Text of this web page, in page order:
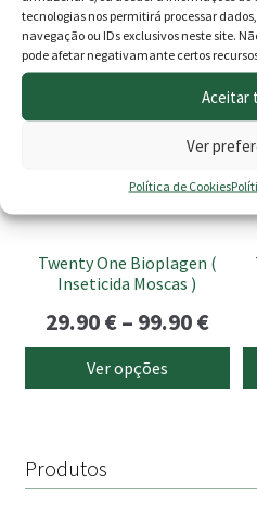
tecnologias nos permitirá processar
navegação ou IDs exclusivos neste site.
pode afetar negativamante certos
Aceitar
Ver
Política de Cookies
original
era:
185.00 €.
é:
Twenty One Bioplagen (
Inseticida Moscas )
PROMOÇÃO -16%
29.90€– 99.90€Price
Ver opções
This
product
may
chosen
the
page
Produtos